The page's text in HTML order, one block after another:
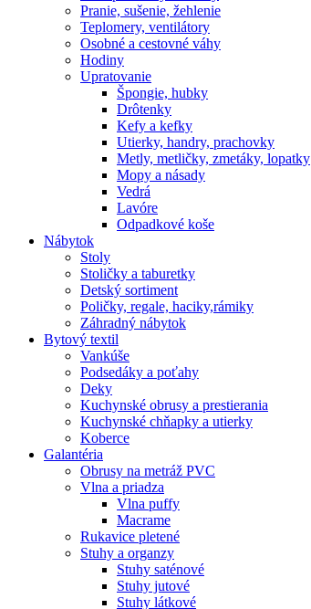
Pranie, sušenie, žehlenie
Teplomery, ventilátory
Osobné a cestovné váhy
Hodiny
Upratovanie
Špongie, hubky
Drôtenky
Kefy a kefky
Utierky, handry, prachovky
Metly, metličky, zmetáky, lopatky
Mopy a násady
Vedrá
Lavóre
Odpadkové koše
Nábytok
Stoly
Stoličky a taburetky
Detský sortiment
Poličky, regale, haciky,rámiky
Záhradný nábytok
Bytový textil
Vankúše
Podsedáky a poťahy
Deky
Kuchynské obrusy a prestierania
Kuchynské chňapky a utierky
Koberce
Galantéria
Obrusy na metráž PVC
Vlna a priadza
Vlna puffy
Macrame
Rukavice pletené
Stuhy a organzy
Stuhy saténové
Stuhy jutové
Stuhy látkové